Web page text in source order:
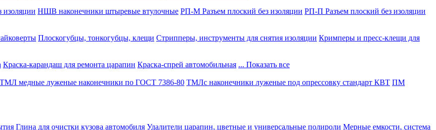
изоляции НШВ наконечники штыревые втулочные РП-М Разъем плоский без изоляции РП-П Разъем плоский без изоляции
Плоскогубцы, тонкогубцы, клещи Стрипперы, инструменты для снятия изоляции Кримперы и пресс-клещи для
Краска-карандаш для ремонта царапин Краска-спрей автомобильная ... Показать все
ТМЛ медные луженые наконечники по ГОСТ 7386-80 ТМЛс наконечники луженые под опрессовку стандарт КВТ ПМ
Глина для очистки кузова автомобиля Удалители царапин, цветные и универсальные полироли Мерные емкости, система